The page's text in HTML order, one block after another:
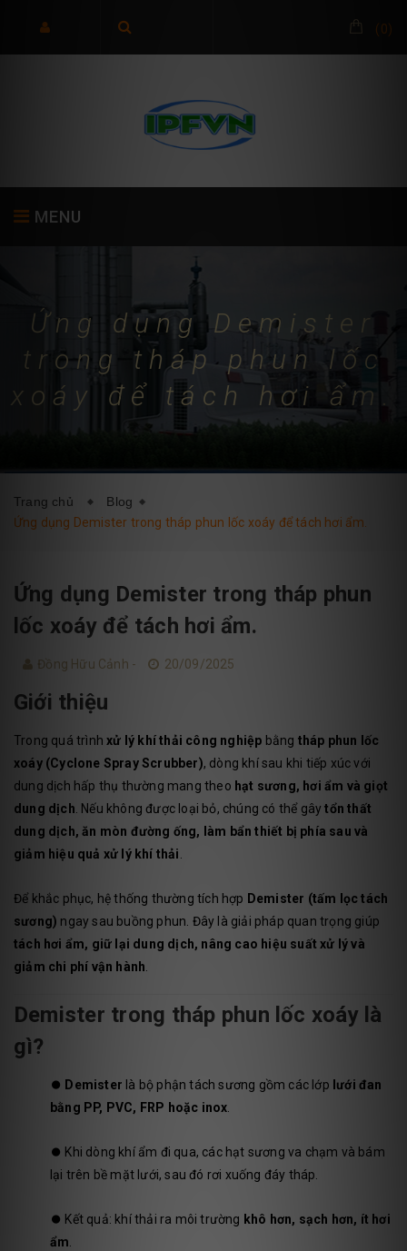
(0)
MENU
TRANG CHỦ GIỚI THIỆU
BLOG LIÊN HỆ
Ứng dụng Demister
trong tháp phun lốc
xoáy để tách hơi ẩm.
Trang chủ
Blog
Ứng dụng Demister trong tháp phun lốc xoáy để tách hơi ẩm.
Ứng dụng Demister trong tháp phun
lốc xoáy để tách hơi ẩm.
Đồng Hữu Cảnh - 20/09/2025
Giới thiệu
Trong quá trìnhxử lý khí thải công nghiệp bằng tháp phun lốc
xoáy (Cyclone Spray Scrubber), dòng khí sau khi tiếp xúc với
dung dịch hấp thụ thường mang theo hạt sương, hơi ẩm và giọt
dung dịch. Nếu không được loại bỏ, chúng có thể gâytổn thất
dung dịch, ăn mòn đường ống, làm bẩn thiết bị phía sau và
giảm hiệu quả xử lý khí thải.
Để khắc phục, hệ thống thường tích hợp Demister (tấm lọc tách
sương) ngay sau buồng phun. Đây là giải pháp quan trọng giúp
tách hơi ẩm, giữ lại dung dịch, nâng cao hiệu suất xử lý và
giảm chi phí vận hành.
Demister trong tháp phun lốc xoáy là
gì?
⏺️ Demister là bộ phận tách sương gồm các lớp lưới đan
bằng PP, PVC, FRP hoặc inox.
⏺️ Khi dòng khí ẩm đi qua, các hạt sương va chạm và bám
lại trên bề mặt lưới, sau đó rơi xuống đáy tháp.
⏺️ Kết quả: khí thải ra môi trường khô hơn, sạch hơn, ít hơi
ẩm.